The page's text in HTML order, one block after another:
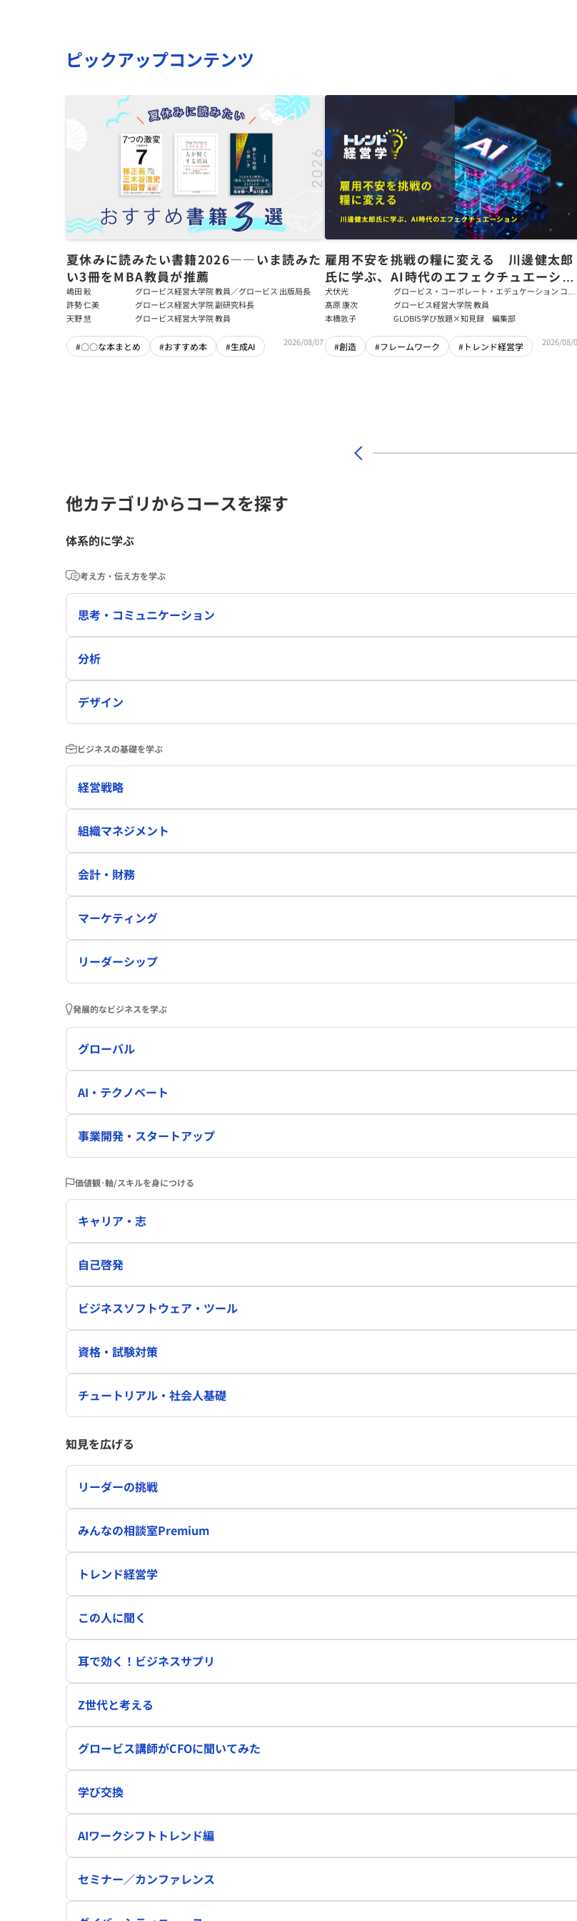
ピックアップコンテンツ
夏休みに読みたい書籍2026――いま読みた
い3冊をMBA教員が推薦
嶋田 毅
グロービス経営大学院 教員／グロービス 出版局長
許勢 仁美
グロービス経営大学院 副研究科長
天野 慧
グロービス経営大学院 教員
#〇〇な本まとめ #おすすめ本 #生成AI 2026/08/07
雇用不安を挑戦の糧に変える 川邊健太郎
氏に学ぶ、AI時代のエフェクチュエーショ
ン
犬伏光
グロービス・コーポレート・エデュケーション コー
ポレート・ソリューション・チーム コンサルタント
髙原 康次
グロービス経営大学院 教員
本橋敦子
GLOBIS学び放題×知見録 編集部
#創造 #フレームワーク #トレンド経営学 2026/08/
他カテゴリからコースを探す
体系的に学ぶ
考え方・伝え方を学ぶ
思考・コミュニケーション
分析
デザイン
ビジネスの基礎を学ぶ
経営戦略
組織マネジメント
会計・財務
マーケティング
リーダーシップ
発展的なビジネスを学ぶ
グローバル
AI・テクノベート
事業開発・スタートアップ
価値観･軸/スキルを身につける
キャリア・志
自己啓発
ビジネスソフトウェア・ツール
資格・試験対策
チュートリアル・社会人基礎
知見を広げる
リーダーの挑戦
みんなの相談室Premium
トレンド経営学
この人に聞く
耳で効く！ビジネスサプリ
Z世代と考える
グロービス講師がCFOに聞いてみた
学び交換
AIワークシフトトレンド編
セミナー／カンファレンス